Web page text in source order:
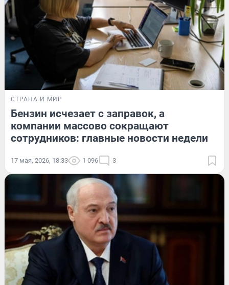
СТРАНА И МИР
Бензин исчезает с заправок, а
компании массово сокращают
сотрудников: главные новости недели
17 мая, 2026, 18:33 1 096 3